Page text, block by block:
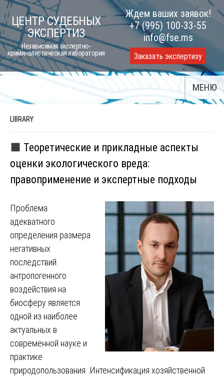
Skip
to
content
ЦЕНТР СУДЕБНЫХ
ЭКСПЕРТИЗ
Независимая экспертно-
криминалистическая лаборатория
Ждем ваших заявок!
+7 (995) 100-33-55
info@fse.ms
Заказать экспертизу
МЕНЮ
LIBRARY
🟧 Теоретические и прикладные аспекты
оценки экологического вреда:
правоприменение и экспертные подходы
Проблема
адекватного
определения размера
негативных
последствий
антропогенного
воздействия на
биосферу является
одной из наиболее
актуальных в
современной науке и
практике
природопользования. Интенсификация хозяйственной